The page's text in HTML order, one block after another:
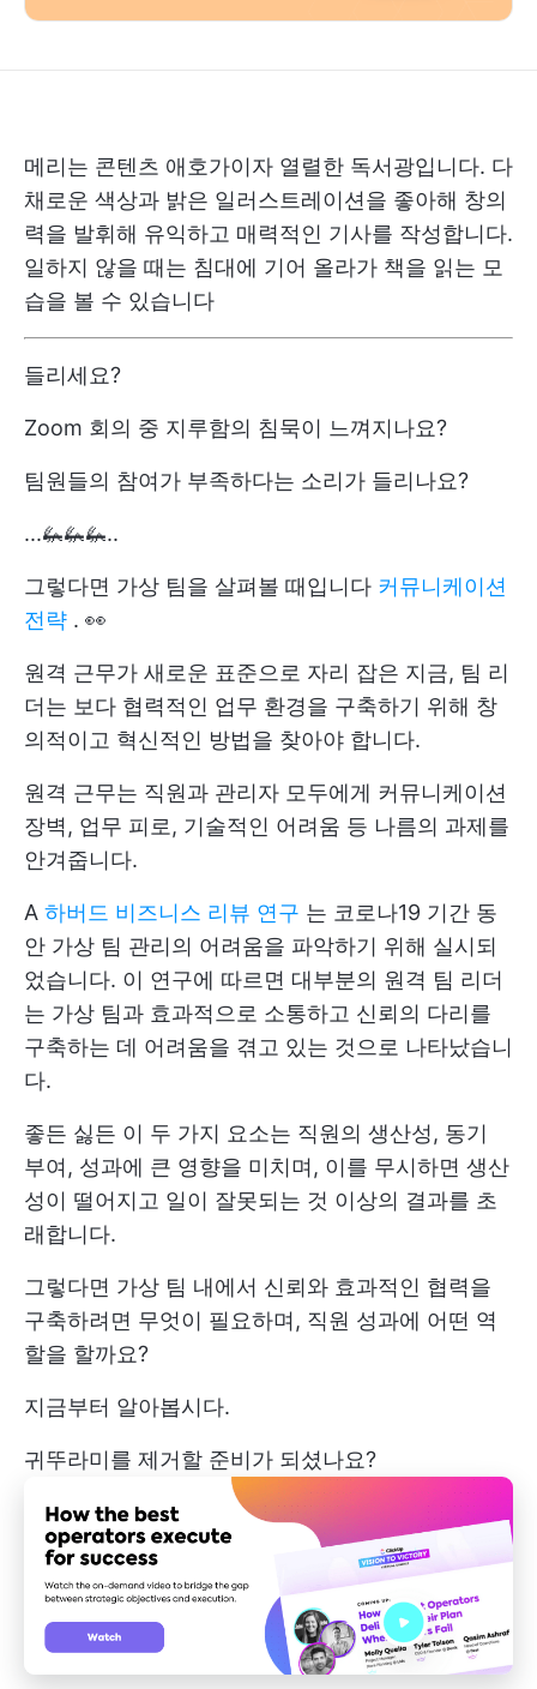
메리는 콘텐츠 애호가이자 열렬한 독서광입니다. 다
채로운 색상과 밝은 일러스트레이션을 좋아해 창의
력을 발휘해 유익하고 매력적인 기사를 작성합니다.
일하지 않을 때는 침대에 기어 올라가 책을 읽는 모
습을 볼 수 있습니다
들리세요?
Zoom 회의 중 지루함의 침묵이 느껴지나요?
팀원들의 참여가 부족하다는 소리가 들리나요?
...🦗🦗🦗..
그렇다면 가상 팀을 살펴볼 때입니다 커뮤니케이션
전략 . 👀
원격 근무가 새로운 표준으로 자리 잡은 지금, 팀 리
더는 보다 협력적인 업무 환경을 구축하기 위해 창
의적이고 혁신적인 방법을 찾아야 합니다.
원격 근무는 직원과 관리자 모두에게 커뮤니케이션
장벽, 업무 피로, 기술적인 어려움 등 나름의 과제를
안겨줍니다.
A 하버드 비즈니스 리뷰 연구 는 코로나19 기간 동
안 가상 팀 관리의 어려움을 파악하기 위해 실시되
었습니다. 이 연구에 따르면 대부분의 원격 팀 리더
는 가상 팀과 효과적으로 소통하고 신뢰의 다리를
구축하는 데 어려움을 겪고 있는 것으로 나타났습니
다.
좋든 싫든 이 두 가지 요소는 직원의 생산성, 동기
부여, 성과에 큰 영향을 미치며, 이를 무시하면 생산
성이 떨어지고 일이 잘못되는 것 이상의 결과를 초
래합니다.
그렇다면 가상 팀 내에서 신뢰와 효과적인 협력을
구축하려면 무엇이 필요하며, 직원 성과에 어떤 역
할을 할까요?
지금부터 알아봅시다.
귀뚜라미를 제거할 준비가 되셨나요?